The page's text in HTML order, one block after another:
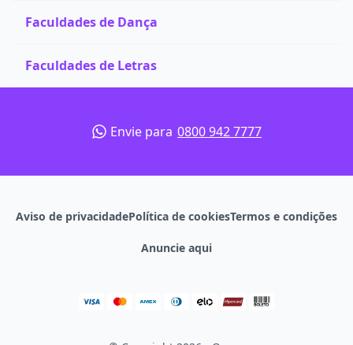
Faculdades de Dança
Faculdades de Letras
Envie para 0800 942 7777
Aviso de privacidadePolítica de cookiesTermos e condições
Anuncie aqui